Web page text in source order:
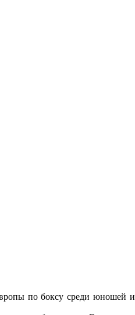
по боксу среди юношей и